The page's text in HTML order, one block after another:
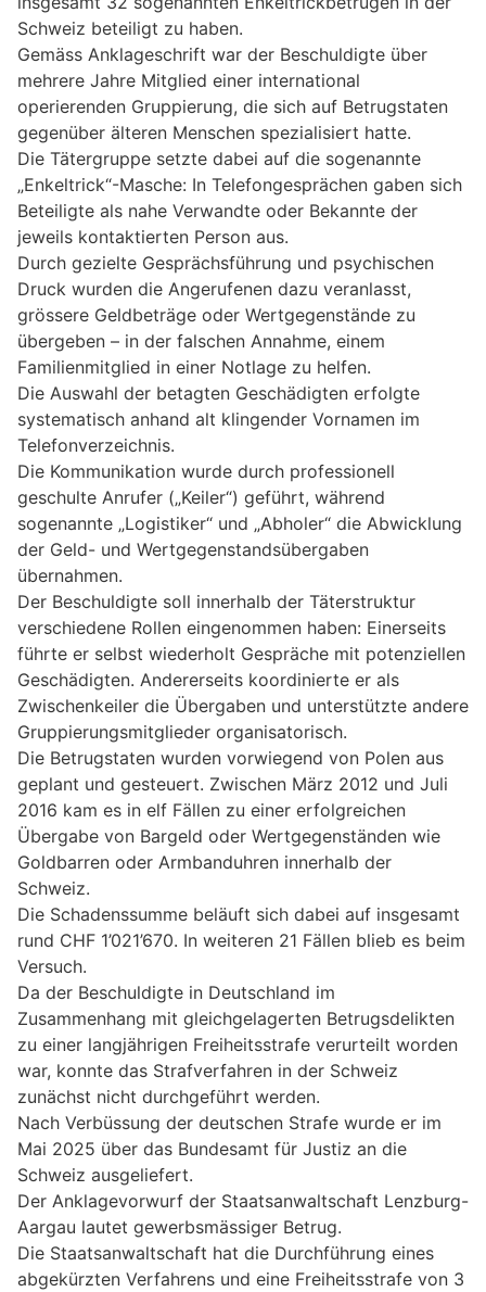
Schweiz beteiligt zu haben.
Gemäss Anklageschrift war der Beschuldigte über
mehrere Jahre Mitglied einer international
operierenden Gruppierung, die sich auf Betrugstaten
gegenüber älteren Menschen spezialisiert hatte.
Die Tätergruppe setzte dabei auf die sogenannte
„Enkeltrick“-Masche: In Telefongesprächen gaben sich
Beteiligte als nahe Verwandte oder Bekannte der
jeweils kontaktierten Person aus.
Durch gezielte Gesprächsführung und psychischen
Druck wurden die Angerufenen dazu veranlasst,
grössere Geldbeträge oder Wertgegenstände zu
übergeben – in der falschen Annahme, einem
Familienmitglied in einer Notlage zu helfen.
Die Auswahl der betagten Geschädigten erfolgte
systematisch anhand alt klingender Vornamen im
Telefonverzeichnis.
Die Kommunikation wurde durch professionell
geschulte Anrufer („Keiler“) geführt, während
sogenannte „Logistiker“ und „Abholer“ die Abwicklung
der Geld- und Wertgegenstandsübergaben
übernahmen.
Der Beschuldigte soll innerhalb der Täterstruktur
verschiedene Rollen eingenommen haben: Einerseits
führte er selbst wiederholt Gespräche mit potenziellen
Geschädigten. Andererseits koordinierte er als
Zwischenkeiler die Übergaben und unterstützte andere
Gruppierungsmitglieder organisatorisch.
Die Betrugstaten wurden vorwiegend von Polen aus
geplant und gesteuert. Zwischen März 2012 und Juli
2016 kam es in elf Fällen zu einer erfolgreichen
Übergabe von Bargeld oder Wertgegenständen wie
Goldbarren oder Armbanduhren innerhalb der
Schweiz.
Die Schadenssumme beläuft sich dabei auf insgesamt
rund CHF 1’021’670. In weiteren 21 Fällen blieb es beim
Versuch.
Da der Beschuldigte in Deutschland im
Zusammenhang mit gleichgelagerten Betrugsdelikten
zu einer langjährigen Freiheitsstrafe verurteilt worden
war, konnte das Strafverfahren in der Schweiz
zunächst nicht durchgeführt werden.
Nach Verbüssung der deutschen Strafe wurde er im
Mai 2025 über das Bundesamt für Justiz an die
Schweiz ausgeliefert.
Der Anklagevorwurf der Staatsanwaltschaft Lenzburg-
Aargau lautet gewerbsmässiger Betrug.
Die Staatsanwaltschaft hat die Durchführung eines
abgekürzten Verfahrens und eine Freiheitsstrafe von 3